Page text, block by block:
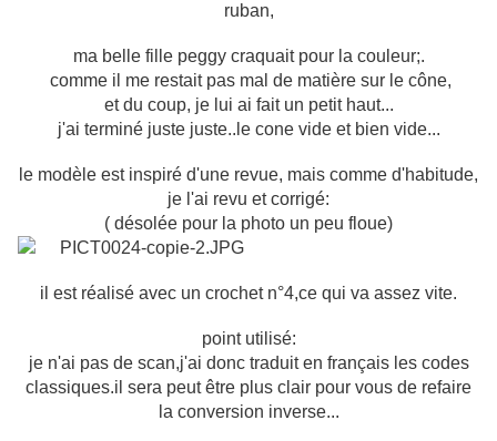
ruban,
ma belle fille peggy craquait pour la couleur;.
comme il me restait pas mal de matière sur le cône,
et du coup, je lui ai fait un petit haut...
j'ai terminé juste juste..le cone vide et bien vide...
le modèle est inspiré d'une revue, mais comme d'habitude,
je l'ai revu et corrigé:
( désolée pour la photo un peu floue)
il est réalisé avec un crochet n°4,ce qui va assez vite.
point utilisé:
je n'ai pas de scan,j'ai donc traduit en français les codes
classiques.il sera peut être plus clair pour vous de refaire
la conversion inverse...